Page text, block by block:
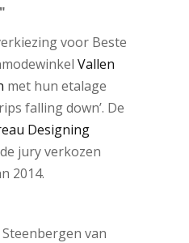
voor Beste
Vallen
met hun etalage
falling down’. De
Designing
jury verkozen
2014.
van